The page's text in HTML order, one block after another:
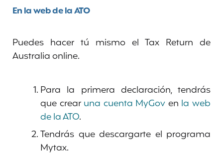
En la web de la ATO
Puedes hacer tú mismo el Tax Return de
Australia online.
Para la primera declaración, tendrás
que crear una cuenta MyGov en la web
de la ATO.
Tendrás que descargarte el programa
Mytax.